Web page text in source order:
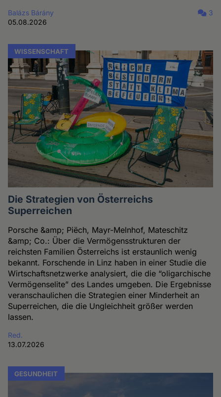
Balázs Bárány
05.08.2026
3
WISSENSCHAFT
Die Strategien von Österreichs
Superreichen
Porsche &amp; Piëch, Mayr-Melnhof, Mateschitz
&amp; Co.: Über die Vermögensstrukturen der
reichsten Familien Österreichs ist erstaunlich wenig
bekannt. Forschende in Linz haben in einer Studie die
Wirtschaftsnetzwerke analysiert, die die “oligarchische
Vermögenselite” des Landes umgeben. Die Ergebnisse
veranschaulichen die Strategien einer Minderheit an
Superreichen, die die Ungleichheit größer werden
lassen.
Red.
13.07.2026
GESUNDHEIT